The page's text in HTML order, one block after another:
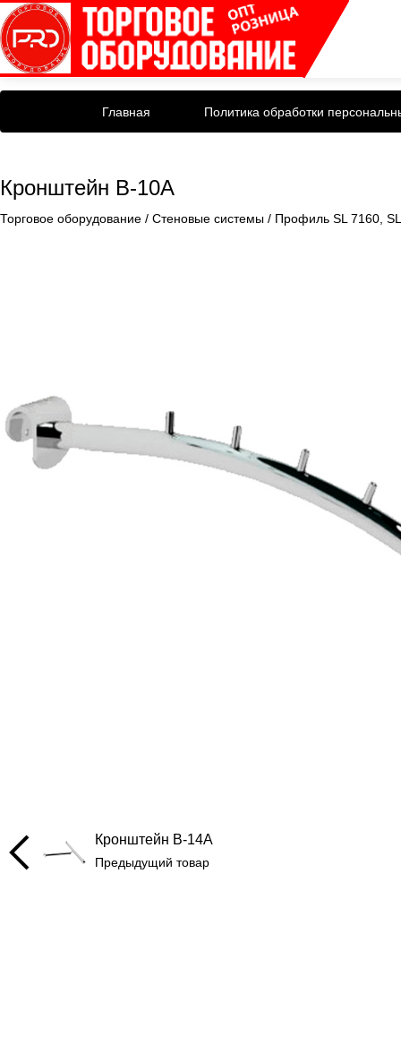
Главная Политика обработки
Кронштейн B-10A
Торговое оборудование / Стеновые системы / Профиль SL 7160,
Кронштейн B-14A
Предыдущий товар